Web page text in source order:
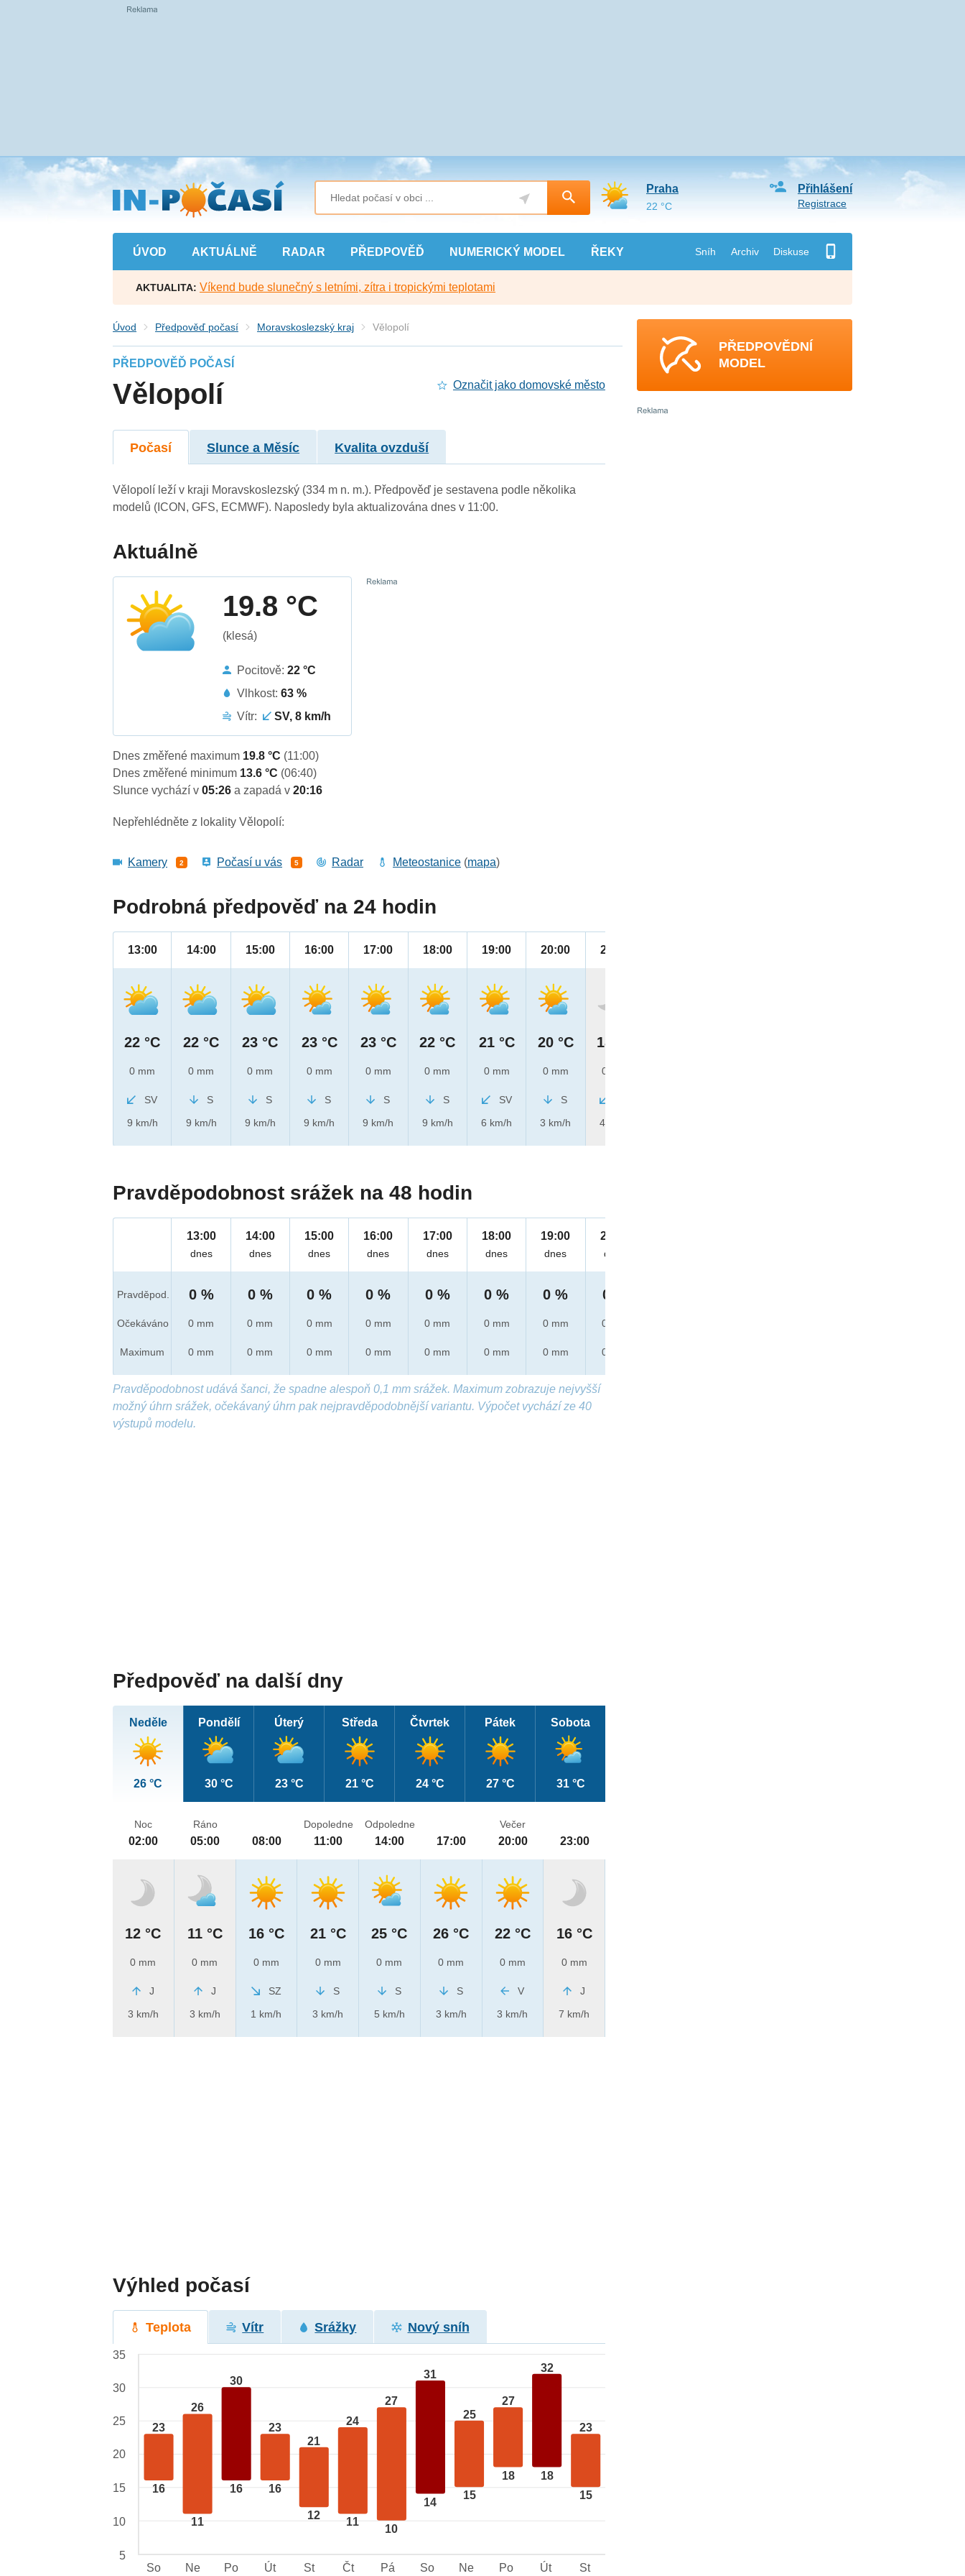
Přejít
na
hlavní
obsah
ÚVOD AKTUÁLNĚ RADAR PŘEDPOVĚĎ NUMERICKÝ MODEL ŘEKY Sníh Archiv Diskuse
Přihlášení
Registrace
Praha
22 °C
AKTUALITA: Víkend bude slunečný s letními, zítra i tropickými teplotami
Úvod Předpověď počasí Moravskoslezský kraj Vělopolí
PŘEDPOVĚĎ POČASÍ
Vělopolí Označit jako domovské město
Počasí Slunce a Měsíc Kvalita ovzduší
Vělopolí leží v kraji Moravskoslezský (334 m n. m.). Předpověď je sestavena podle několika
modelů (ICON, GFS, ECMWF). Naposledy byla aktualizována dnes v 11:00.
Aktuálně
19.8 °C
(klesá)
Pocitově:22 °C
Vlhkost:63 %
Vítr:
SV, 8 km/h
Dnes změřené maximum 19.8 °C (11:00)
Dnes změřené minimum 13.6 °C (06:40)
Slunce vychází v05:26a zapadá v20:16
Nepřehlédněte z lokality Vělopolí:
Kamery 2 Počasí u vás 5 Radar Meteostanice (mapa)
Podrobná předpověď na 24 hodin
13:00
22 °C
0 mm
SV
9 km/h
14:00
22 °C
0 mm
S
9 km/h
15:00
23 °C
0 mm
S
9 km/h
16:00
23 °C
0 mm
S
9 km/h
17:00
23 °C
0 mm
S
9 km/h
18:00
22 °C
0 mm
S
9 km/h
19:00
21 °C
0 mm
SV
6 km/h
20:00
20 °C
0 mm
S
3 km/h
21:00
18 °C
0 mm
4 km/h
Pravděpodobnost srážek na 48 hodin
Pravděpod.
Očekáváno
Maximum
13:00
dnes
0 %
0 mm
0 mm
14:00
dnes
0 %
0 mm
0 mm
15:00
dnes
0 %
0 mm
0 mm
16:00
dnes
0 %
0 mm
0 mm
17:00
dnes
0 %
0 mm
0 mm
18:00
dnes
0 %
0 mm
0 mm
19:00
dnes
0 %
0 mm
0 mm
20:00
dnes
0 %
0 mm
0 mm
Pravděpodobnost udává šanci, že spadne alespoň 0,1 mm srážek. Maximum zobrazuje nejvyšší
možný úhrn srážek, očekávaný úhrn pak nejpravděpodobnější variantu. Výpočet vychází ze 40
výstupů modelu.
Předpověď na další dny
Neděle
26 °C
Pondělí
30 °C
Úterý
23 °C
Středa
21 °C
Čtvrtek
24 °C
Pátek
27 °C
Sobota
31 °C
Noc
02:00
12 °C
0 mm
J
3 km/h
Ráno
05:00
11 °C
0 mm
J
3 km/h
08:00
16 °C
0 mm
SZ
1 km/h
Dopoledne
11:00
21 °C
0 mm
S
3 km/h
Odpoledne
14:00
25 °C
0 mm
S
5 km/h
17:00
26 °C
0 mm
S
3 km/h
Večer
20:00
22 °C
0 mm
V
3 km/h
23:00
16 °C
0 mm
J
7 km/h
Výhled počasí
Teplota Vítr Srážky Nový sníh
23
16
26
11
30
16
23
16
21
12
24
11
27
10
31
14
25
15
27
18
32
18
23
15
35
30
25
20
15
10
5
So
Ne Po Út St Čt Pá So Ne Po Út St
PŘEDPOVĚDNÍ
MODEL